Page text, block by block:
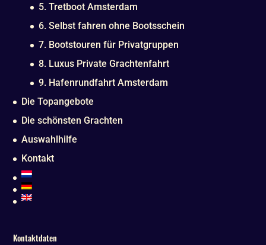
5. Tretboot Amsterdam
6. Selbst fahren ohne Bootsschein
7. Bootstouren für Privatgruppen
8. Luxus Private Grachtenfahrt
9. Hafenrundfahrt Amsterdam
Die Topangebote
Die schönsten Grachten
Auswahlhilfe
Kontakt
Kontaktdaten